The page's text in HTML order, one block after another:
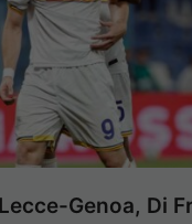
Genoa, Di